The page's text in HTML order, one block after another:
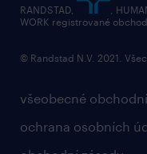
bezpečnostní
všeobecné
ochrana osobních
RANDSTAD,
,
WORK registrované
© Randstad N.V. 2021.